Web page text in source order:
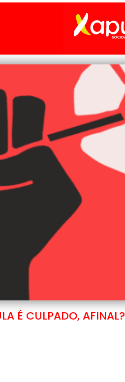
É CULPADO, AFINAL?